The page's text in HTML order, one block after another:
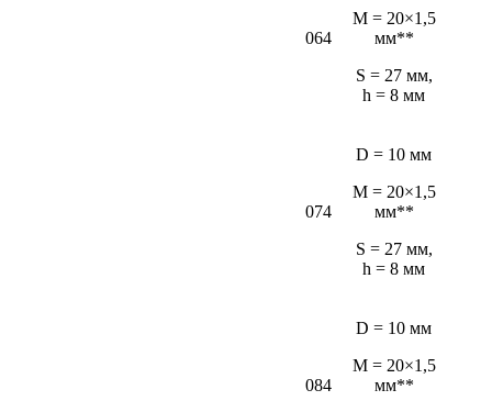
064
M = 20×1,5
мм**
S = 27 мм,
h = 8 мм
074
D = 10 мм
M = 20×1,5
мм**
S = 27 мм,
h = 8 мм
084
D = 10 мм
M = 20×1,5
мм**